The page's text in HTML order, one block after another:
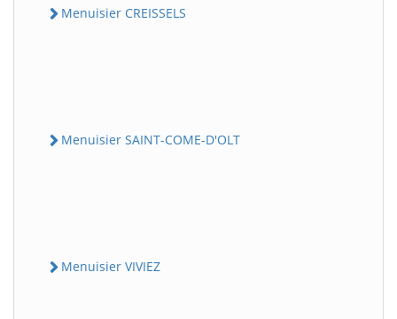
Menuisier CREISSELS
Menuisier SAINT-COME-D'OLT
Menuisier VIVIEZ